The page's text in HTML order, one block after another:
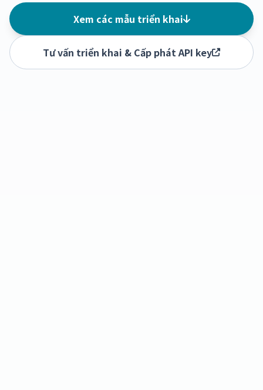
Xem các mẫu triển khai
Tư vấn triển khai & Cấp phát API key